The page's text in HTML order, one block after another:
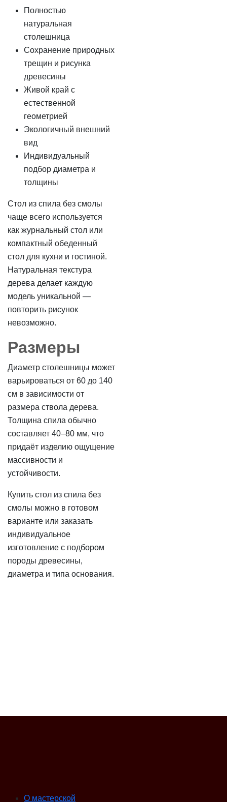
Полностью
натуральная
столешница
Сохранение природных
трещин и рисунка
древесины
Живой край с
естественной
геометрией
Экологичный внешний
вид
Индивидуальный
подбор диаметра и
толщины
Стол из спила без смолы
чаще всего используется
как журнальный стол или
компактный обеденный
стол для кухни и гостиной.
Натуральная текстура
дерева делает каждую
модель уникальной —
повторить рисунок
невозможно.
Размеры
Диаметр столешницы может
варьироваться от 60 до 140
см в зависимости от
размера ствола дерева.
Толщина спила обычно
составляет 40–80 мм, что
придаёт изделию ощущение
массивности и
устойчивости.
Купить стол из спила без
смолы можно в готовом
варианте или заказать
индивидуальное
изготовление с подбором
породы древесины,
диаметра и типа основания.
О мастерской